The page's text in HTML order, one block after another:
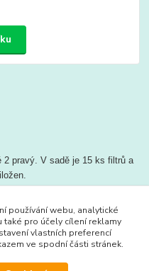
2 pravý. V sadě je 15 ks filtrů a
používání webu, analytické
také pro účely cílení reklamy
vlastních preferencí
ve spodní části stránek.